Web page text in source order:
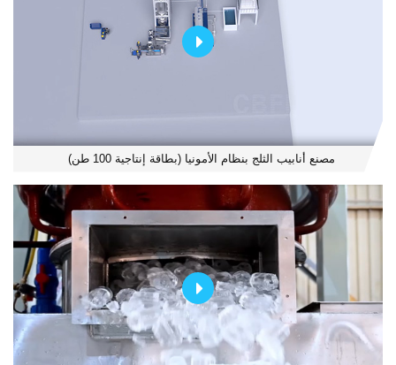
مصنع أنابيب الثلج بنظام الأمونيا (بطاقة إنتاجية 100 طن)